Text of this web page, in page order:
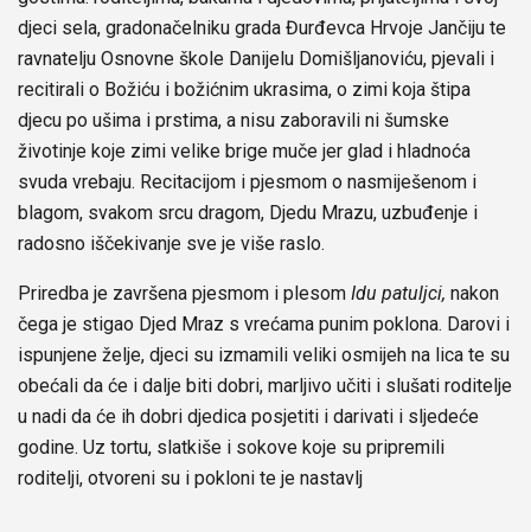
djeci sela, gradonačelniku grada Đurđevca Hrvoje Jančiju te
ravnatelju Osnovne škole Danijelu Domišljanoviću, pjevali i
recitirali o Božiću i božićnim ukrasima, o zimi koja štipa
djecu po ušima i prstima, a nisu zaboravili ni šumske
životinje koje zimi velike brige muče jer glad i hladnoća
svuda vrebaju. Recitacijom i pjesmom o nasmiješenom i
blagom, svakom srcu dragom, Djedu Mrazu, uzbuđenje i
radosno iščekivanje sve je više raslo.
Priredba je završena pjesmom i plesom Idu patuljci, nakon
čega je stigao Djed Mraz s vrećama punim poklona. Darovi i
ispunjene želje, djeci su izmamili veliki osmijeh na lica te su
obećali da će i dalje biti dobri, marljivo učiti i slušati roditelje
u nadi da će ih dobri djedica posjetiti i darivati i sljedeće
godine. Uz tortu, slatkiše i sokove koje su pripremili
roditelji, otvoreni su i pokloni te je nastavlj